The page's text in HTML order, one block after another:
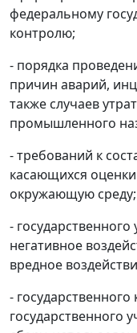
федеральному
контролю;
- порядка
причин аварий,
также случаев
промышленного
- требований к
касающихся
окружающую среду;
-
негативное
вредное
- государственного
государственного